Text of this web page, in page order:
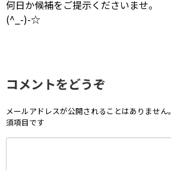
何日か候補をご提示くださいませ。
(^_-)-☆
コメントをどうぞ
メールアドレスが公開されることはありません。
須項目です